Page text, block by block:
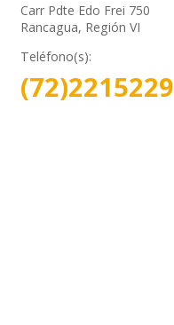
Carr Pdte Edo Frei 750
Rancagua, Región VI
Teléfono(s):
(72)2215229